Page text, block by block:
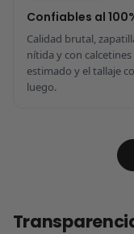
Confiables al
Calidad brutal,
nítida y con
estimado y el tallaje
luego.